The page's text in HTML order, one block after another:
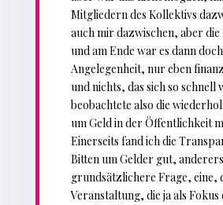
Mitgliedern des Kollektivs
auch mir dazwischen, aber
und am Ende war es dann
Angelegenheit, nur eben
und nichts, das sich so
beobachtete also die
um Geld in der Öffentlichkeit
Einerseits fand ich die
Bitten um Gelder gut,
grundsätzlichere Frage, eine,
Veranstaltung, die ja als